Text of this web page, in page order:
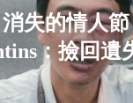
消失的情人
：撿回遺